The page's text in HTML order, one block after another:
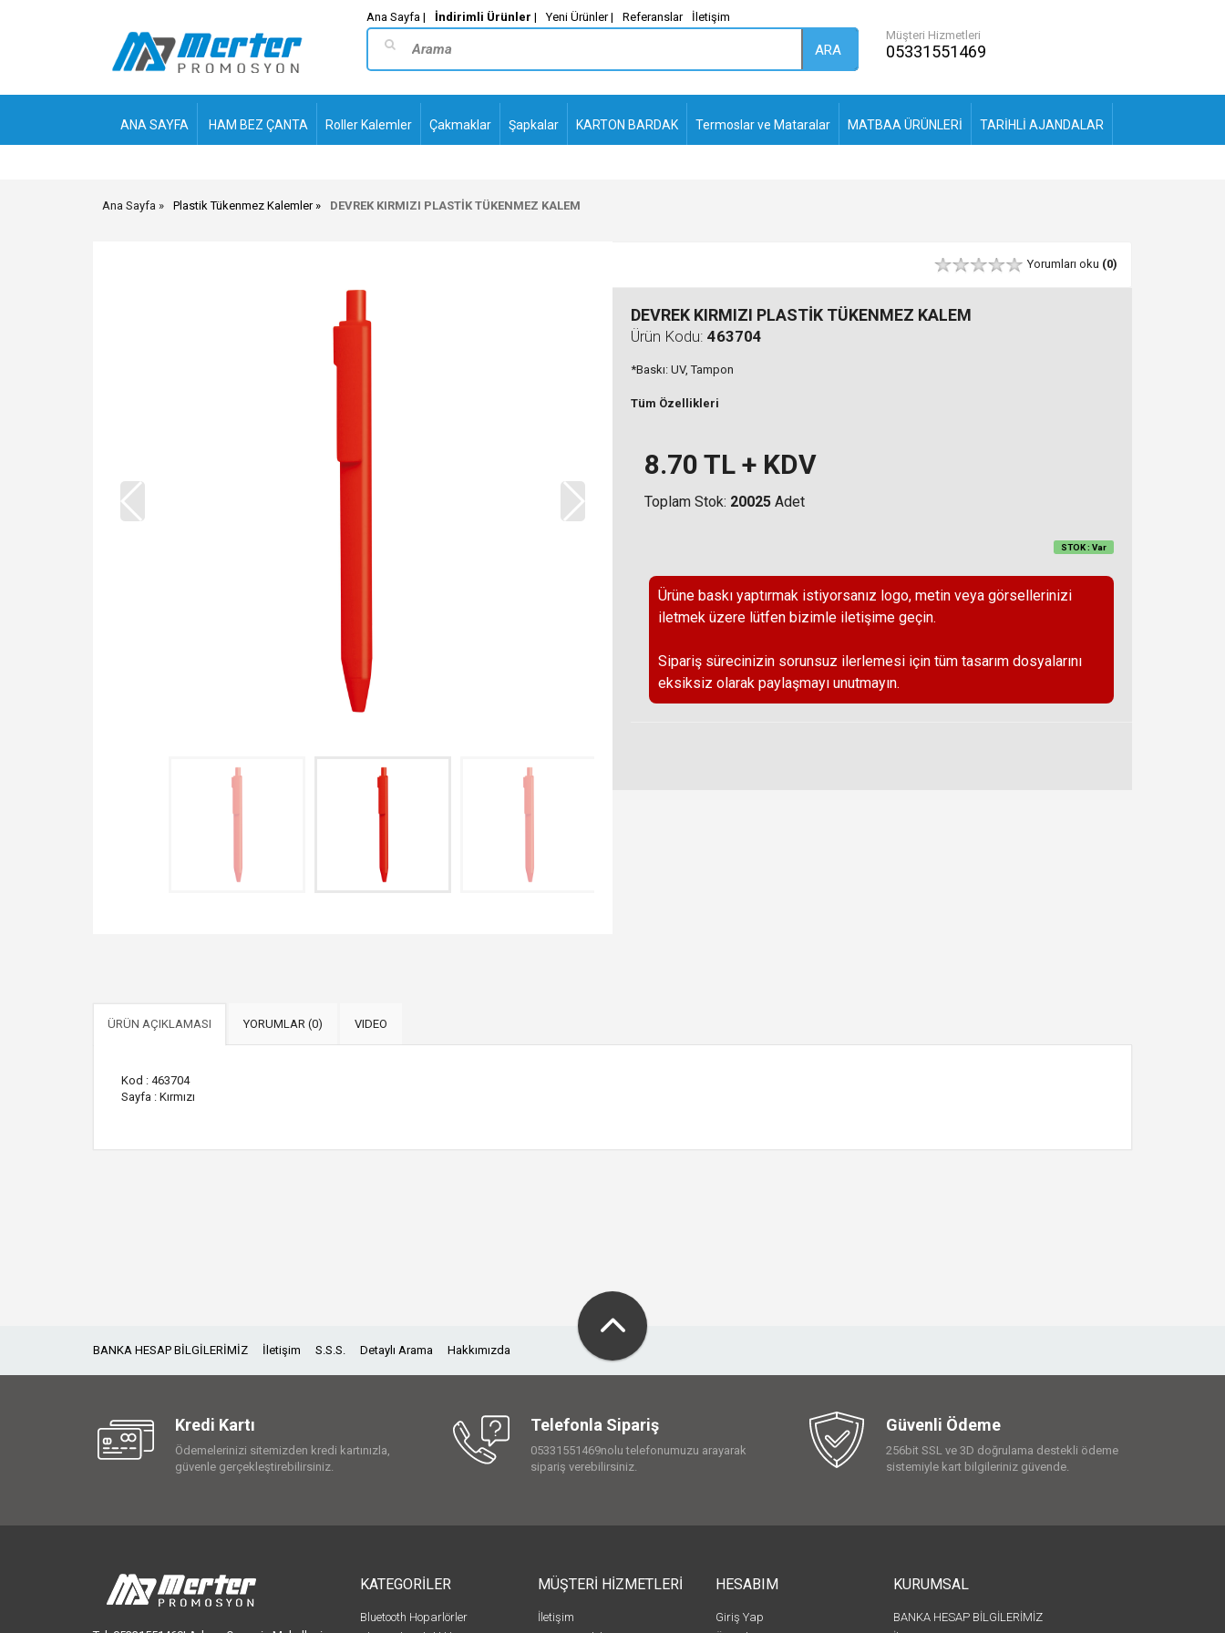
Ana Sayfa | İndirimli Ürünler | Yeni Ürünler | Referanslar İletişim
ARA
Müşteri Hizmetleri
05331551469
ANA SAYFA HAM BEZ ÇANTA Roller Kalemler Çakmaklar Şapkalar KARTON BARDAK Termoslar ve Mataralar MATBAA ÜRÜNLERİ TARİHLİ AJANDALAR
Ana Sayfa Plastik Tükenmez Kalemler DEVREK KIRMIZI PLASTİK TÜKENMEZ KALEM
Yorumları oku (0)
DEVREK KIRMIZI PLASTİK TÜKENMEZ KALEM
Ürün Kodu: 463704
*Baskı: UV, Tampon
Tüm Özellikleri
8.70 TL + KDV
Toplam Stok: 20025 Adet
STOK : Var
Ürüne baskı yaptırmak istiyorsanız logo, metin veya görsellerinizi
iletmek üzere lütfen bizimle iletişime geçin.
Sipariş sürecinizin sorunsuz ilerlemesi için tüm tasarım dosyalarını
eksiksiz olarak paylaşmayı unutmayın.
ÜRÜN AÇIKLAMASI YORUMLAR (0) VIDEO
Kod : 463704
Sayfa : Kırmızı
BANKA HESAP BİLGİLERİMİZ İletişim S.S.S. Detaylı Arama Hakkımızda
Kredi Kartı
Ödemelerinizi sitemizden kredi kartınızla,
güvenle gerçekleştirebilirsiniz.
Telefonla Sipariş
05331551469nolu telefonumuzu arayarak
sipariş verebilirsiniz.
Güvenli Ödeme
256bit SSL ve 3D doğrulama destekli ödeme
sistemiyle kart bilgileriniz güvende.
KATEGORİLER
Bluetooth Hoparlörler
MÜŞTERİ HİZMETLERİ
İletişim
HESABIM
Giriş Yap
KURUMSAL
BANKA HESAP BİLGİLERİMİZ